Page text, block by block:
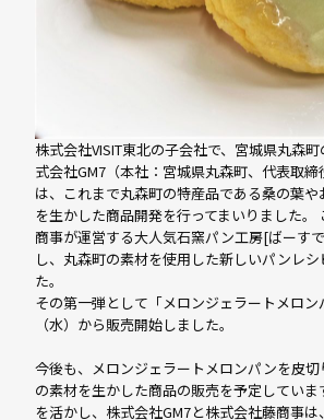
株式会社VISIT東北の子会社で、宮城県丸森
式会社GM7（本社：宮城県丸森町、代表取締
は、これまで丸森町の特産品である桑の葉
を生かした商品開発を行ってまいりました。
商事が運営する大人気石窯パン工房[ばーす
し、丸森町の素材を使用した新しいパンレ
た。
その第一弾として「メロンジェラートメロ
（水）から販売開始しました。
今後も、メロンジェラートメロンパンを皮
の素材を生かした商品の販売を予定してい
を活かし、株式会社GM7と株式会社藤商事は